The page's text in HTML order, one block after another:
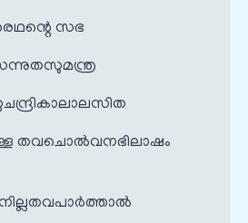
സഭ
തവചൊല്‍വനഭിലാഷം